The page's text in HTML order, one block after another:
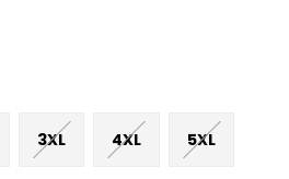
3XL 4XL 5XL